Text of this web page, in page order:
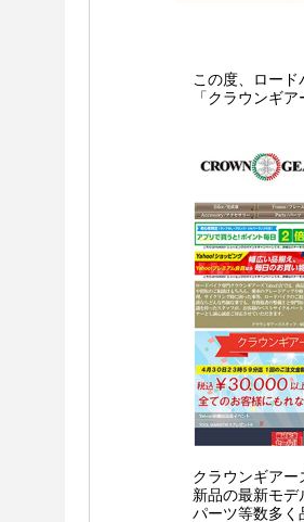
この度、ロー
「クラウンギ
クラウンギアー
新品の最新モ
パーツ等数多く